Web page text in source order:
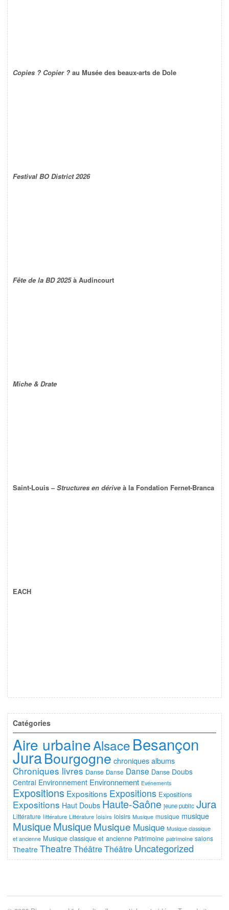
Copies ? Copier ? au Musée des beaux-arts de Dole
Festival BO District 2026
Fête de la BD 2025à Audincourt
Miche & Drate
Saint-Louis –Structures en dérive à la Fondation Fernet-Branca
EACH
Catégories
Aire urbaineAlsace Besançon
JuraBourgogne chroniques albums
Chroniques livres Danse Danse Danse Danse Doubs
Central Environnement Environnement Evénements
Expositions Expositions Expositions Expositions
Expositions Haut Doubs Haute-Saône jeune public Jura
Littérature littérature Littérature loisirs loisirs Musique musique musique
MusiqueMusiqueMusique Musique Musique classique
et ancienne Musique classique et ancienne Patrimoine patrimoine salons
Theatre Theatre ThéâtreThéâtre Uncategorized